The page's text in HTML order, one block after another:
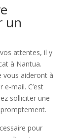
un
attentes, il y
à Nantua.
vous aideront à
mail. C’est
solliciter une
pour